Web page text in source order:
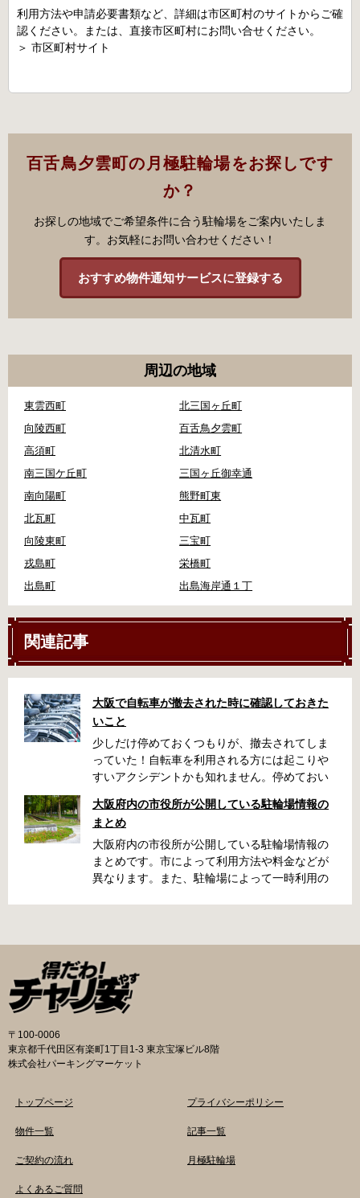
利用方法や申請必要書類など、詳細は市区町村のサイトからご確
認ください。または、直接市区町村にお問い合せください。
＞ 市区町村サイト
百舌鳥夕雲町の月極駐輪場をお探しです
か？
お探しの地域でご希望条件に合う駐輪場をご案内いたしま
す。お気軽にお問い合わせください！
おすすめ物件通知サービスに登録する
周辺の地域
東雲西町
北三国ヶ丘町
向陵西町
百舌鳥夕雲町
高須町
北清水町
南三国ケ丘町
三国ヶ丘御幸通
南向陽町
熊野町東
北瓦町
中瓦町
向陵東町
三宝町
戎島町
栄橋町
出島町
出島海岸通１丁
関連記事
大阪で自転車が撤去された時に確認しておきた
いこと
少しだけ停めておくつもりが、撤去されてしま
っていた！自転車を利用される方には起こりや
すいアクシデントかも知れません。停めておい
い、なんてことになってしまうかも知れませ
ん。そんな時に役立つ情報をまとめました。事
前に確認しておきましょう。 守口市で撤去され
た場合 放置自転車大日保管所 住所 守口市大日
町4丁目281の3番地 電話 06-6902-2340（業務
還料 2,500円 自転車の鍵 身分証明証 守口市HP
はこちら 堺市で撤去された場合 三国ヶ丘自転車
保管返還所 住所 堺区向陵東町1丁12-15 電話 三
国ヶ丘自転車保管返還所 最寄駅 南海高野線百舌
鳥八幡駅東出口 徒歩5分 返還の際に必要な書
堺市HPはこちら 吹田市で撤去された場合 片山
保管所 住所 吹田市片山町1丁目22番 電話 06-
還の際に必要な書類 返還料 3,000円 自転車の鍵
大阪府内の市役所が公開している駐輪場情報の
まとめ
大阪府内の市役所が公開している駐輪場情報の
まとめです。市によって利用方法や料金などが
異なります。また、駐輪場によって一時利用の
自転車駐輪場 利用方法 利用登録申請書の提出
利用登録申請書を窓口に提出ではなく、Web上
での利用登録になります。 利用料金 登録手数料
不要です。 定期利用料金 西三荘駅駐輪センター
屋根あり 一般：2,100円／月 屋根あり 障害者：
般：2,000円／月 屋根あり 学生：1,800円／月
屋根あり 障害者：1,000円／月 各駐輪場で定期
管理会社にお問い合わせください。 一時利用料
す。 守口市HPはこちら 堺市の自転車駐輪場 利
転車駐輪場の管理事務所で行ってください。 利
〒100-0006
東京都千代田区有楽町1丁目1-3 東京宝塚ビル8階
株式会社パーキングマーケット
トップページ
物件一覧
ご契約の流れ
よくあるご質問
プライバシーポリシー
記事一覧
月極駐輪場